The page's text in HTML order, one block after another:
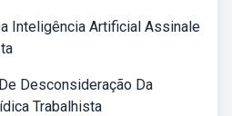
Inteligência Artificial Assinale
Desconsideração Da
Trabalhista